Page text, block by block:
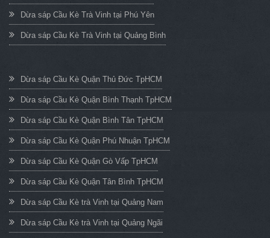
Dừa sáp Cầu Kè Trà Vinh tại Phú Yên
Dừa sáp Cầu Kè Trà Vinh tại Quảng Bình
Dừa sáp Cầu Kè Quận Thủ Đức TpHCM
Dừa sáp Cầu Kè Quận Bình Thạnh TpHCM
Dừa sáp Cầu Kè Quận Bình Tân TpHCM
Dừa sáp Cầu Kè Quận Phú Nhuận TpHCM
Dừa sáp Cầu Kè Quận Gò Vấp TpHCM
Dừa sáp Cầu Kè Quận Tân Bình TpHCM
Dừa sáp Cầu Kè trà Vinh tại Quảng Nam
Dừa sáp Cầu Kè trà Vinh tại Quảng Ngãi